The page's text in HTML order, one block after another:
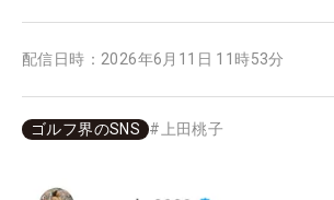
配信日時： 2026年6月11日 11時53分
ゴルフ界のSNS # 上田桃子